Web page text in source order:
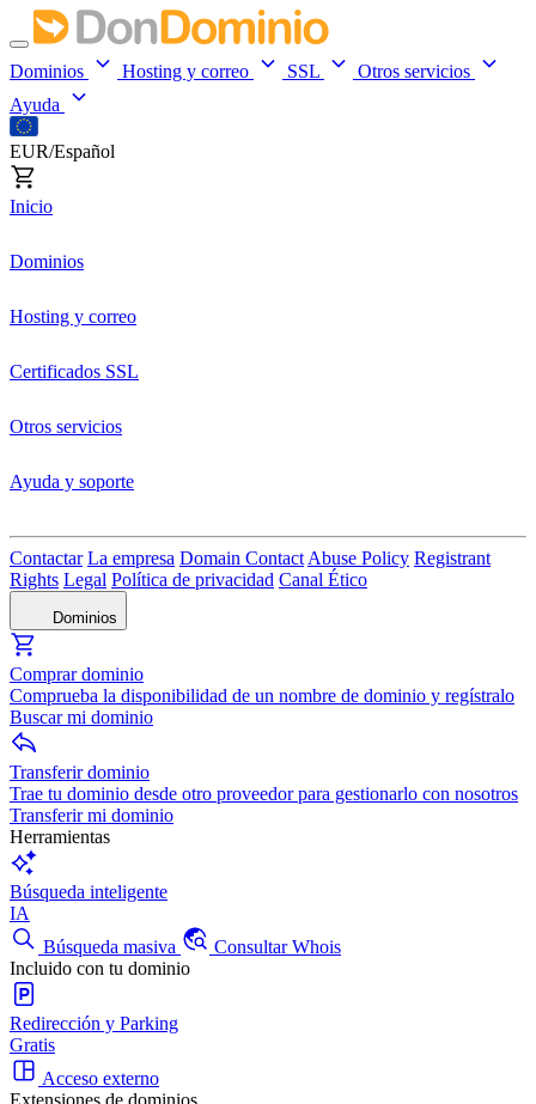
Dominios Hosting y correo SSL
Otros servicios
Ayuda
EUR/Español
Inicio
Dominios
Hosting y correo
Certificados SSL
Otros servicios
Ayuda y soporte
Contactar La empresa Domain Contact Abuse Policy Registrant
Rights Legal Política de privacidad Canal Ético
Dominios
Comprar dominio
Comprueba la disponibilidad de un nombre de dominio y regístralo
Buscar mi dominio
Transferir dominio
Trae tu dominio desde otro proveedor para gestionarlo con nosotros
Transferir mi dominio
Herramientas
Búsqueda inteligente
IA
Búsqueda masiva
Consultar Whois
Incluido con tu dominio
Redirección y Parking
Gratis
Acceso externo
Extensiones de dominios